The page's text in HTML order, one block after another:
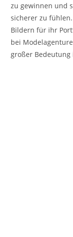
zu gewinnen und
sicherer zu
Bildern für ihr
bei
großer Bedeutung